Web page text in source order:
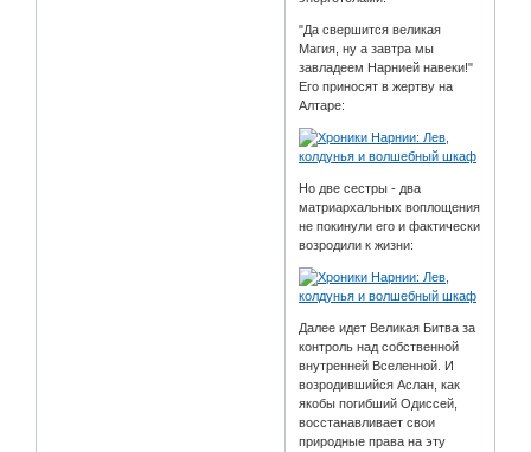
"Да свершится великая
Магия, ну а завтра мы
завладеем Нарнией навеки!"
Его приносят в жертву на
Алтаре:
Но две сестры - два
матриархальных воплощения
не покинули его и фактически
возродили к жизни:
Далее идет Великая Битва за
контроль над собственной
внутренней Вселенной. И
возродившийся Аслан, как
якобы погибший Одиссей,
восстанавливает свои
природные права на эту